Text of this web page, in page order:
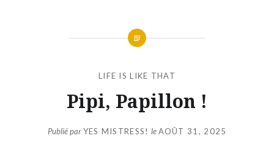
LIFE IS LIKE THAT
Pipi, Papillon !
Publié parYES MISTRESS! leAOÛT 31, 2025